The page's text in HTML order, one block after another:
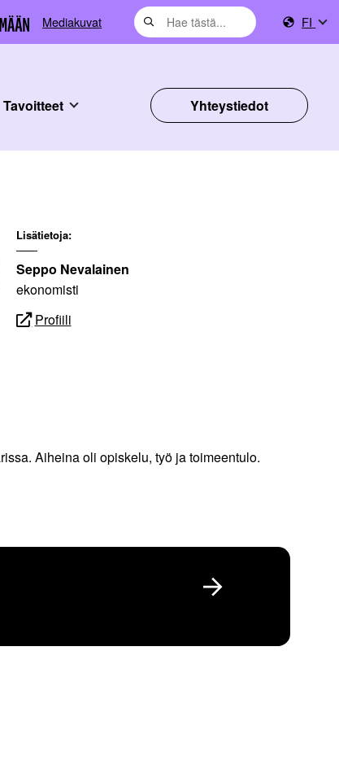
Mediakuvat FI
Tavoitteet Yhteystiedot
Lisätietoja:
Seppo Nevalainen
ekonomisti
Profiili
Aiheina oli opiskelu, työ ja toimeentulo.